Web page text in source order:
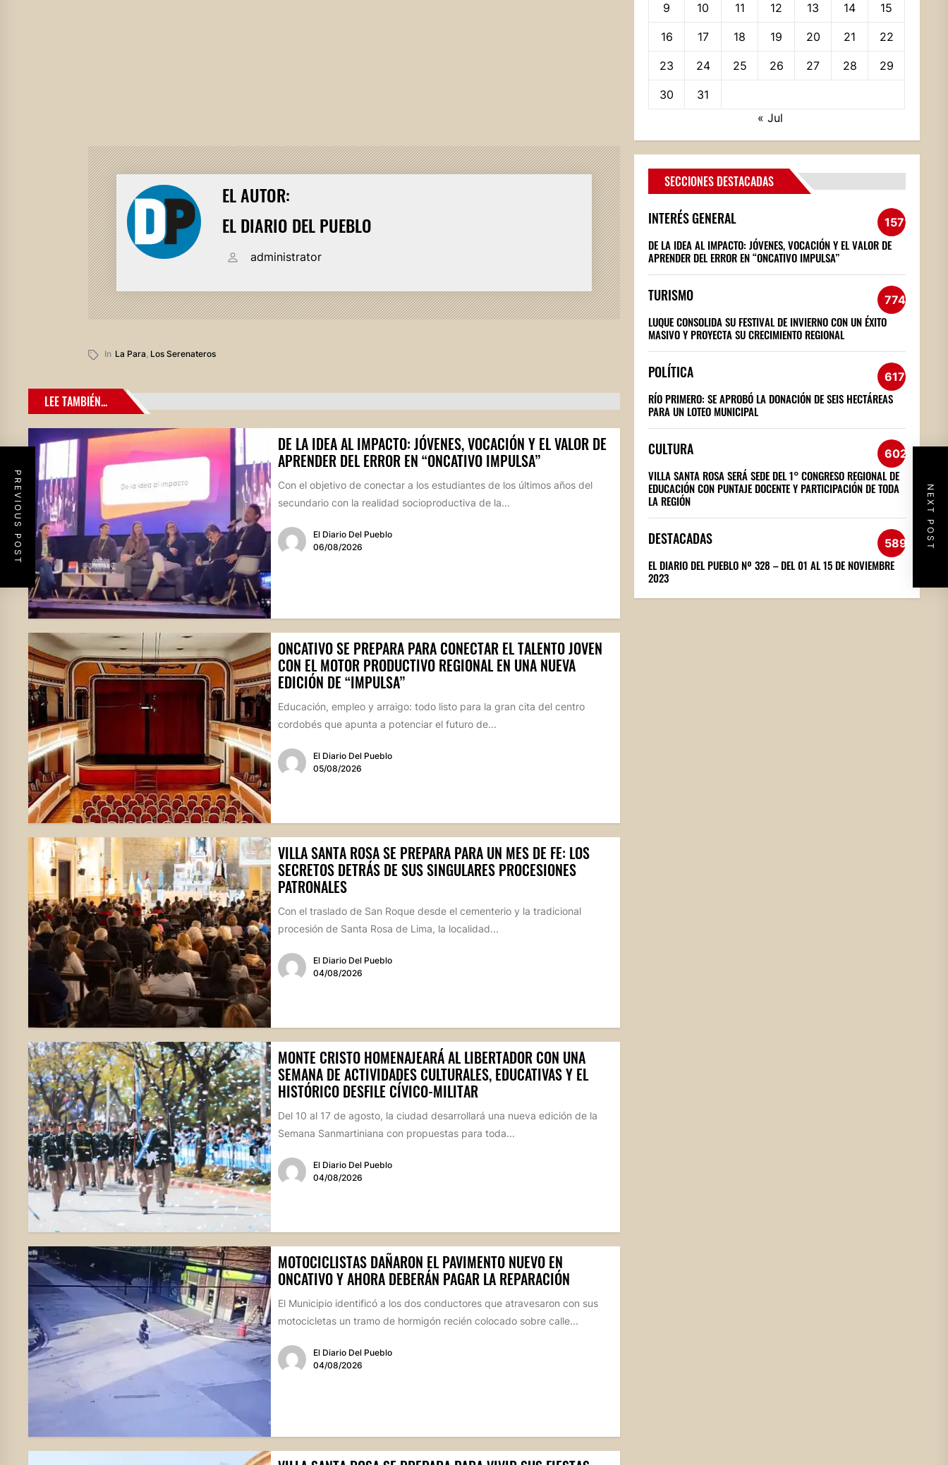
EL AUTOR:
EL DIARIO DEL PUEBLO
administrator
In La Para, Los Serenateros
PREVIOUS POST NEXT POST
LEE TAMBIÉN...
DE LA IDEA AL IMPACTO: JÓVENES, VOCACIÓN Y EL VALOR DE
APRENDER DEL ERROR EN “ONCATIVO IMPULSA”
Con el objetivo de conectar a los estudiantes de los últimos años del
secundario con la realidad socioproductiva de la...
El Diario Del Pueblo
06/08/2026
ONCATIVO SE PREPARA PARA CONECTAR EL TALENTO JOVEN
CON EL MOTOR PRODUCTIVO REGIONAL EN UNA NUEVA
EDICIÓN DE “IMPULSA”
Educación, empleo y arraigo: todo listo para la gran cita del centro
cordobés que apunta a potenciar el futuro de...
El Diario Del Pueblo
05/08/2026
VILLA SANTA ROSA SE PREPARA PARA UN MES DE FE: LOS
SECRETOS DETRÁS DE SUS SINGULARES PROCESIONES
PATRONALES
Con el traslado de San Roque desde el cementerio y la tradicional
procesión de Santa Rosa de Lima, la localidad...
El Diario Del Pueblo
04/08/2026
MONTE CRISTO HOMENAJEARÁ AL LIBERTADOR CON UNA
SEMANA DE ACTIVIDADES CULTURALES, EDUCATIVAS Y EL
HISTÓRICO DESFILE CÍVICO-MILITAR
Del 10 al 17 de agosto, la ciudad desarrollará una nueva edición de la
Semana Sanmartiniana con propuestas para toda...
El Diario Del Pueblo
04/08/2026
MOTOCICLISTAS DAÑARON EL PAVIMENTO NUEVO EN
ONCATIVO Y AHORA DEBERÁN PAGAR LA REPARACIÓN
El Municipio identificó a los dos conductores que atravesaron con sus
motocicletas un tramo de hormigón recién colocado sobre calle...
El Diario Del Pueblo
04/08/2026
9 10 11 12 13 14 15
16 17 18 19 20 21 22
23 24 25 26 27 28 29
30
31
« Jul
SECCIONES DESTACADAS
INTERÉS GENERAL 1572
DE LA IDEA AL IMPACTO: JÓVENES, VOCACIÓN Y EL VALOR DE
APRENDER DEL ERROR EN “ONCATIVO IMPULSA”
TURISMO 774
LUQUE CONSOLIDA SU FESTIVAL DE INVIERNO CON UN ÉXITO
MASIVO Y PROYECTA SU CRECIMIENTO REGIONAL
POLÍTICA 617
RÍO PRIMERO: SE APROBÓ LA DONACIÓN DE SEIS HECTÁREAS
PARA UN LOTEO MUNICIPAL
CULTURA 602
VILLA SANTA ROSA SERÁ SEDE DEL 1° CONGRESO REGIONAL DE
EDUCACIÓN CON PUNTAJE DOCENTE Y PARTICIPACIÓN DE TODA
LA REGIÓN
DESTACADAS 589
EL DIARIO DEL PUEBLO Nº 328 – DEL 01 AL 15 DE NOVIEMBRE
2023